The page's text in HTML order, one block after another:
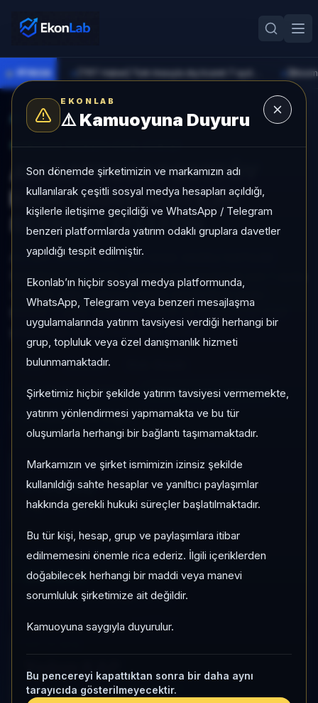
EKONLAB
⚠️Kamuoyuna Duyuru
Son dönemde şirketimizin ve markamızın adı
kullanılarak çeşitli sosyal medya hesapları açıldığı,
kişilerle iletişime geçildiği ve WhatsApp / Telegram
benzeri platformlarda yatırım odaklı gruplara davetler
yapıldığı tespit edilmiştir.
Ekonlab’ın hiçbir sosyal medya platformunda,
WhatsApp, Telegram veya benzeri mesajlaşma
uygulamalarında yatırım tavsiyesi verdiği herhangi bir
grup, topluluk veya özel danışmanlık hizmeti
bulunmamaktadır.
Şirketimiz hiçbir şekilde yatırım tavsiyesi vermemekte,
yatırım yönlendirmesi yapmamakta ve bu tür
oluşumlarla herhangi bir bağlantı taşımamaktadır.
Markamızın ve şirket ismimizin izinsiz şekilde
kullanıldığı sahte hesaplar ve yanıltıcı paylaşımlar
hakkında gerekli hukuki süreçler başlatılmaktadır.
Bu tür kişi, hesap, grup ve paylaşımlara itibar
edilmemesini önemle rica ederiz. İlgili içeriklerden
doğabilecek herhangi bir maddi veya manevi
sorumluluk şirketimize ait değildir.
Kamuoyuna saygıyla duyurulur.
Bu pencereyi kapattıktan sonra bir daha aynı
tarayıcıda gösterilmeyecektir.
● PİYASA
AI Fon Radar Serbest
SUNUCU TARAFI FON GIRIŞI
ALLBATROSS PORTFÖY
KISA VADELİ KATILIM
SERBEST (TL) FON
ALLBATROSS PORTFÖY KISA VADELİ KATILIM
SERBEST (TL) FON, Serbest kategorisinde son 1 ayda
+%3,92 getiri, kategori içinde momentum sırası
yoğunluğu ile izlenebilen bir fondur.
KKL Serbest
Son fiyat: 2,440554 TEFAS'ta İşlem Görüyor
Son işlem farkı:0 gün
1 AY VE 3 AY PERFORMANS
+%3,92
3 Ay:+%11,76
KATEGORI KONUMU
50/931
Momentum bazlı kategori içi sıra
Yoğun KAP
1 ay net akış243 Mn• Yatırımcı172